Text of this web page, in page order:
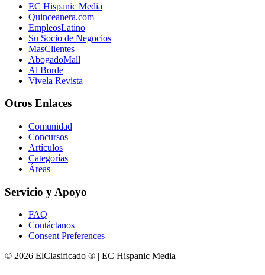
EC Hispanic Media
Quinceanera.com
EmpleosLatino
Su Socio de Negocios
MasClientes
AbogadoMall
Al Borde
Vivela Revista
Otros Enlaces
Comunidad
Concursos
Artículos
Categorías
Áreas
Servicio y Apoyo
FAQ
Contáctanos
Consent Preferences
© 2026 ElClasificado ® | EC Hispanic Media